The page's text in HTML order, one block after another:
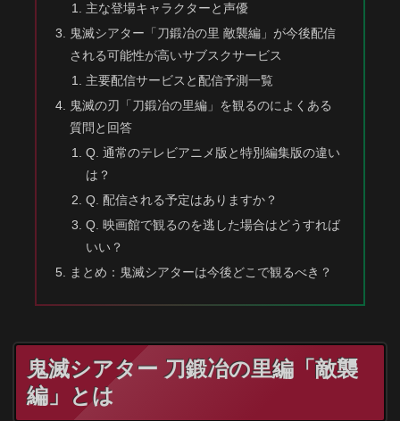
主な登場キャラクターと声優
鬼滅シアター「刀鍛冶の里 敵襲編」が今後配信
される可能性が高いサブスクサービス
主要配信サービスと配信予測一覧
鬼滅の刃「刀鍛冶の里編」を観るのによくある
質問と回答
Q. 通常のテレビアニメ版と特別編集版の違い
は？
Q. 配信される予定はありますか？
Q. 映画館で観るのを逃した場合はどうすれば
いい？
まとめ：鬼滅シアターは今後どこで観るべき？
鬼滅シアター 刀鍛冶の里編「敵襲
編」とは